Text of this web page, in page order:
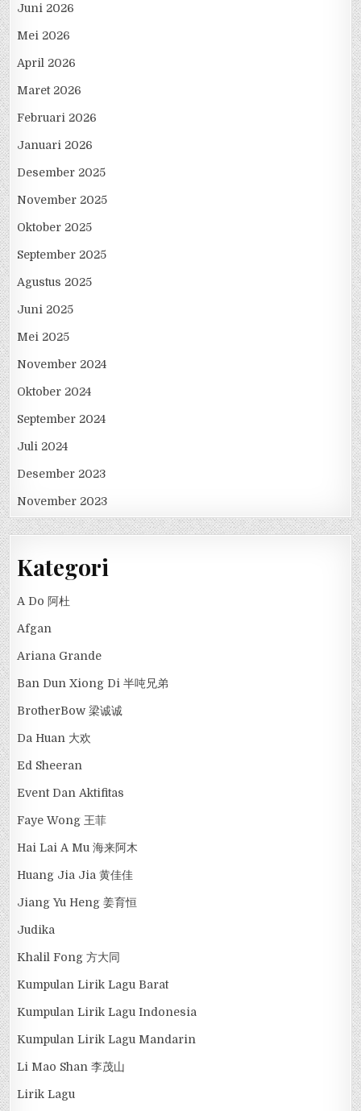
Juni 2026
Mei 2026
April 2026
Maret 2026
Februari 2026
Januari 2026
Desember 2025
November 2025
Oktober 2025
September 2025
Agustus 2025
Juni 2025
Mei 2025
November 2024
Oktober 2024
September 2024
Juli 2024
Desember 2023
November 2023
Kategori
A Do 阿杜
Afgan
Ariana Grande
Ban Dun Xiong Di 半吨兄弟
BrotherBow 梁诚诚
Da Huan 大欢
Ed Sheeran
Event Dan Aktifitas
Faye Wong 王菲
Hai Lai A Mu 海来阿木
Huang Jia Jia 黄佳佳
Jiang Yu Heng 姜育恒
Judika
Khalil Fong 方大同
Kumpulan Lirik Lagu Barat
Kumpulan Lirik Lagu Indonesia
Kumpulan Lirik Lagu Mandarin
Li Mao Shan 李茂山
Lirik Lagu